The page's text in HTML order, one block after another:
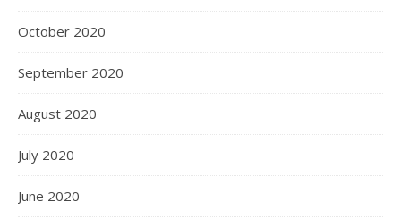
October 2020
September 2020
August 2020
July 2020
June 2020